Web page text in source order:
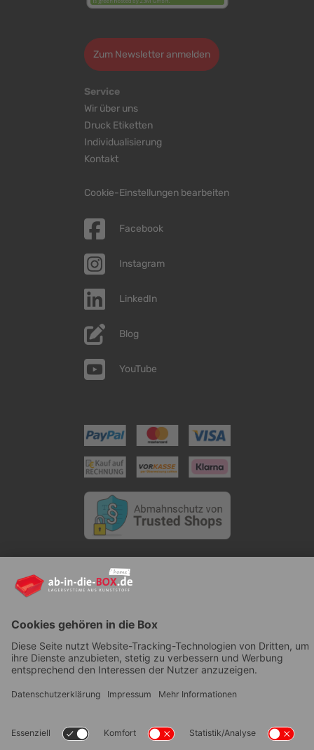
Zum Newsletter anmelden
Service
Wir über uns
Druck Etiketten
Individualisierung
Kontakt
Cookie-Einstellungen bearbeiten
Facebook
Instagram
LinkedIn
Blog
YouTube
Lieferung|Zahlungsarten
|Bestellvorgang|
© ab-in-die-BOX 2026